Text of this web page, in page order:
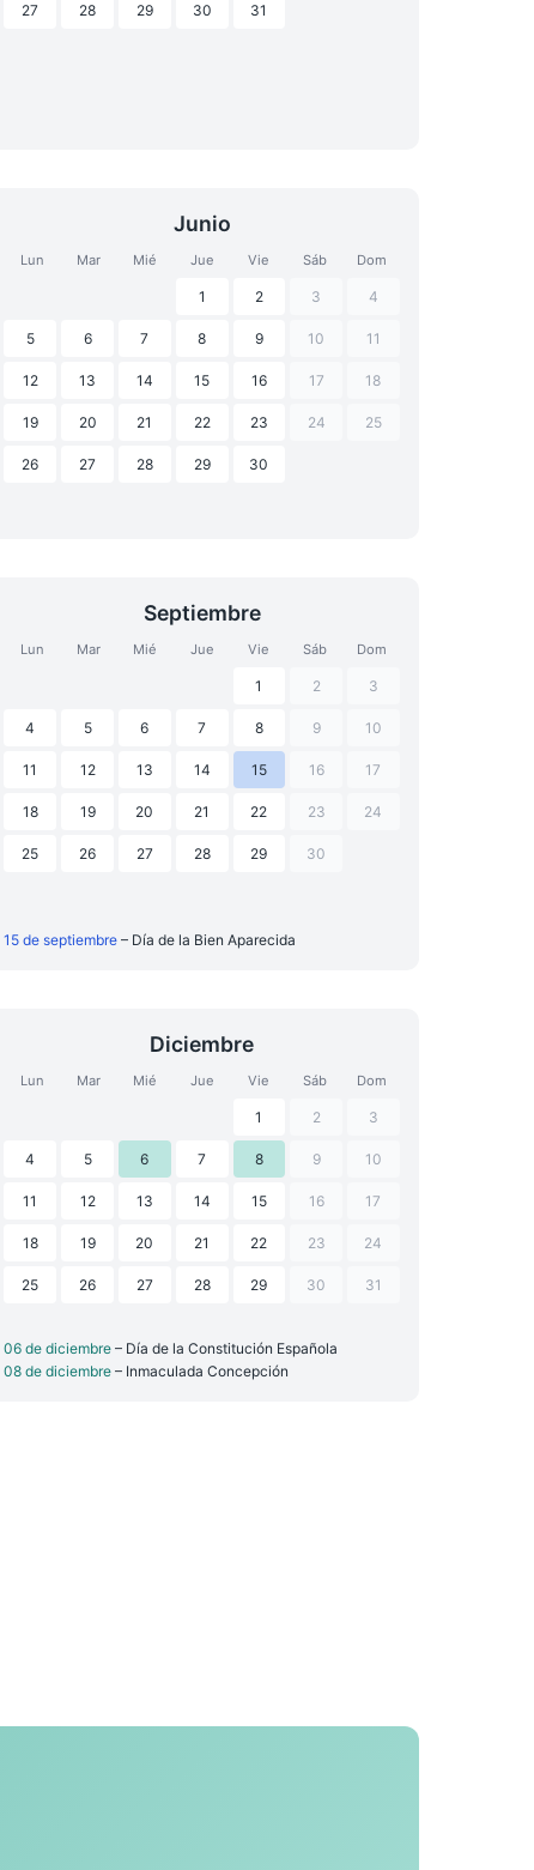
27 28 29 30 31
Junio
Lun Mar Mié Jue Vie Sáb Dom
1 2 3 4
5 6 7 8 9 10 11
12 13 14 15 16 17 18
19 20 21 22 23 24 25
26 27 28 29 30
Septiembre
Lun Mar Mié Jue Vie Sáb Dom
1 2 3
4 5 6 7 8 9 10
11 12 13 14 15 16 17
18 19 20 21 22 23 24
25 26 27 28 29 30
15 de septiembre– Día de la Bien Aparecida
Diciembre
Lun Mar Mié Jue Vie Sáb Dom
1 2 3
4 5 6 7 8 9 10
11 12 13 14 15 16 17
18 19 20 21 22 23 24
25 26 27 28 29 30 31
06 de diciembre– Día de la Constitución Española
08 de diciembre– Inmaculada Concepción